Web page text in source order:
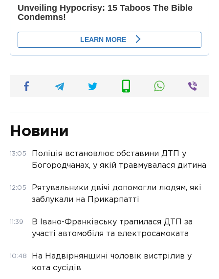
Новини
13:05
Поліція встановлює обставини ДТП у
Богородчанах, у якій травмувалася дитина
12:05
Рятувальники двічі допомогли людям, які
заблукали на Прикарпатті
11:39
В Івано-Франківську трапилася ДТП за
участі автомобіля та електросамоката
10:48
На Надвірнянщині чоловік вистрілив у
кота сусідів